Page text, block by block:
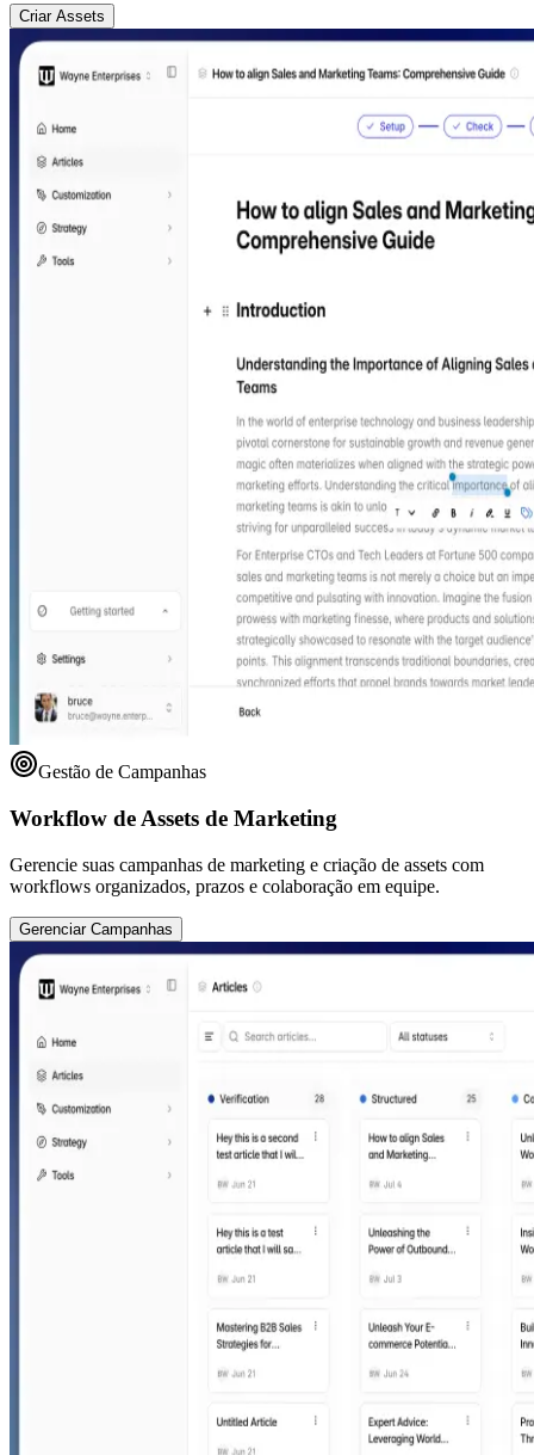
Criar Assets
Gestão de Campanhas
Workflow de Assets de Marketing
Gerencie suas campanhas de marketing e criação de assets com
workflows organizados, prazos e colaboração em equipe.
Gerenciar Campanhas